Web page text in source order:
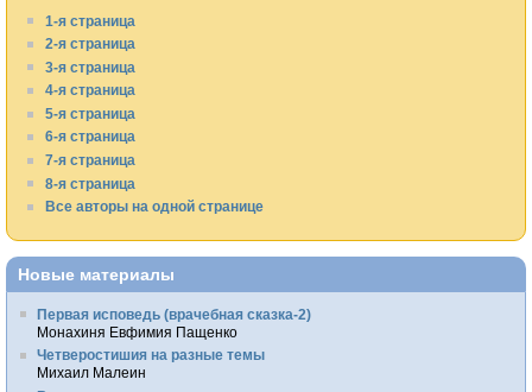
1-я страница
2-я страница
3-я страница
4-я страница
5-я страница
6-я страница
7-я страница
8-я страница
Все авторы на одной странице
Новые материалы
Первая исповедь (врачебная сказка-2)
Монахиня Евфимия Пащенко
Четверостишия на разные темы
Михаил Малеин